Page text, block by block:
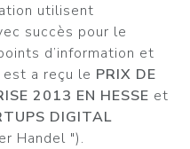
utilisent
succès pour le
d’information et
a reçu le PRIX DE
2013 EN HESSE et
DIGITAL
Handel ").